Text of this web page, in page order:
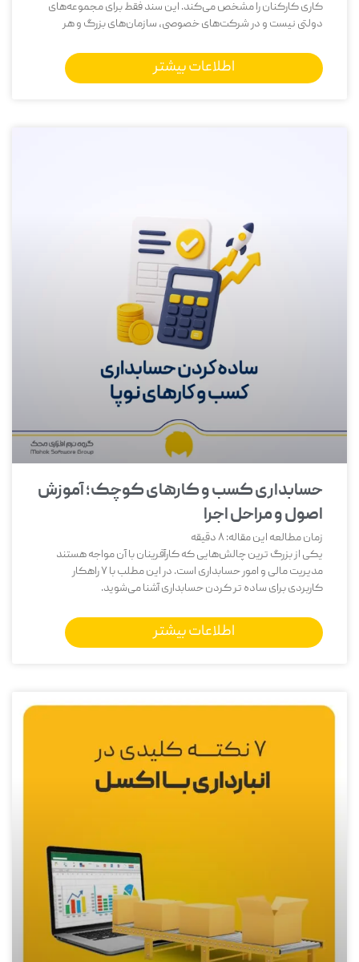
کاری کارکنان را مشخص می‌کند. این سند فقط برای مجموعه‌های
دولتی نیست و در شرکت‌های خصوصی، سازمان‌های بزرگ و هر
اطلاعات بیشتر
حسابداری کسب و کارهای کوچک؛ آموزش
اصول و مراحل اجرا
زمان مطالعه این مقاله:8دقیقه
یکی از بزرگ‌ ترین چالش‌هایی که کارآفرینان با آن مواجه هستند
مدیریت مالی و امور حسابداری است. در این مطلب با 7 راهکار
کاربردی برای ساده تر کردن حسابداری آشنا می‌شوید.
اطلاعات بیشتر